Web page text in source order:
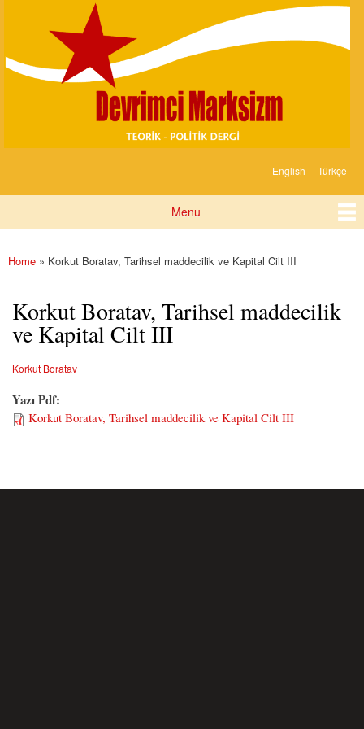
content
Marksizm
English Türkçe
Menu
You are here
Home » Korkut Boratav, Tarihsel maddecilik ve Kapital Cilt III
Korkut Boratav, Tarihsel maddecilik
ve Kapital Cilt III
Korkut Boratav
Yazı Pdf:
Korkut Boratav, Tarihsel maddecilik ve Kapital Cilt III